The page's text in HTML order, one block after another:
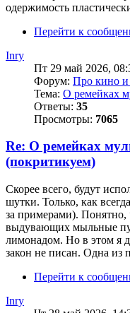
одержимость
Перейти к
Inry
Пт 29 май 2026,
Форум: Про кино и
Тема: О ремейках
Ответы: 35
Просмотры: 7065
Re: О ремейках
(покритикуем)
Скорее всего, будут
шутки. Только, как
за примерами). Понятно,
выдувающих мыльные
лимонадом. Но в этом я
закон не писан. Одна из
Перейти к
Inry